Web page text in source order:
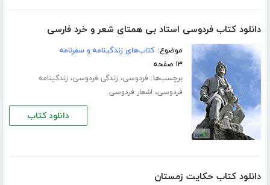
دانلود کتاب فردوسی استاد بی همتای شعر و خرد فارسی
موضوع:کتاب‌های زندگینامه و سفرنامه
۱۳ صفحه
برچسب‌ها: فردوسی، زندگی فردوسی، زندگینامه
فردوسی، اشعار فردوسی
دانلود کتاب
دانلود کتاب حکایت زمستان